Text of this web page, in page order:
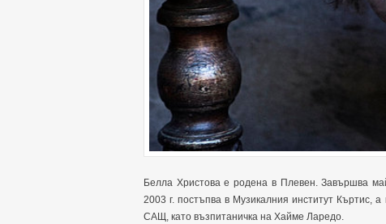
Белла Христова е родена в Плевен. Завършва
2003 г. постъпва в Музикалния институт Къртис,
САЩ, като възпитаничка на Хайме Ларедо.